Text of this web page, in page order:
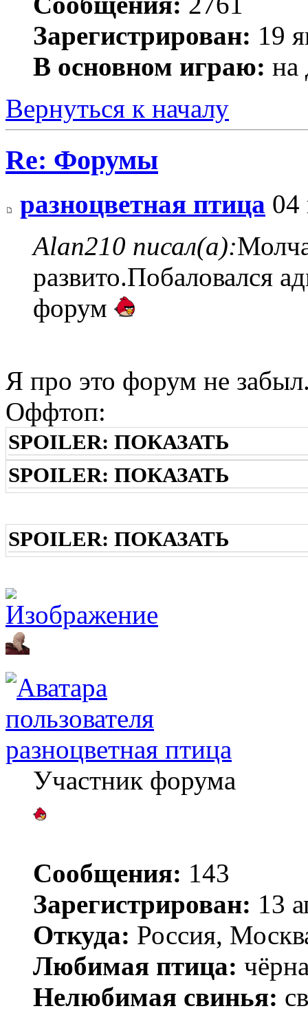
Зарегистрирован: 19
В основном играю: на
Вернуться к началу
Re: Форумы
разноцветная птица 04
Alan210 писал(а):
развито.Побаловался
форум
Я про это форум не
Оффтоп:
SPOILER: ПОКАЗАТЬ
SPOILER: ПОКАЗАТЬ
SPOILER: ПОКАЗАТЬ
разноцветная птица
Участник форума
Сообщения: 143
Зарегистрирован: 13
Откуда: Россия,
Любимая птица:
Нелюбимая свинья: